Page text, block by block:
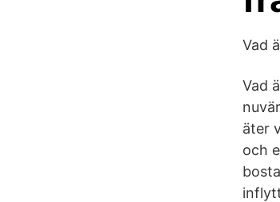
Vad
Vad
äter
och